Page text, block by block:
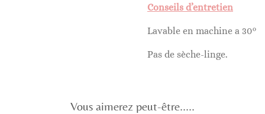
Conseils d’entretien
Lavable en machine a 30°
Pas de sèche-linge.
Vous aimerez peut-être.....